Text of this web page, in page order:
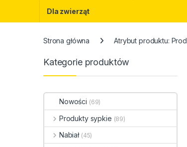
Dla zwierząt
Strona główna Atrybut produktu:
Kategorie produktów
Nowości (69)
Produkty sypkie (89)
Nabiał (45)